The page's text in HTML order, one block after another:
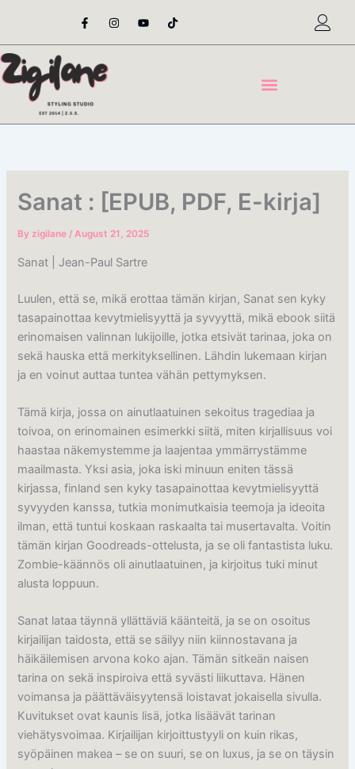
content
F
a
e
o
o
-
I
n
t
Y
o
t
T
i
t
Sanat : [EPUB, PDF, E-kirja]
Byzigilane/August 21, 2025
Sanat | Jean-Paul Sartre
Luulen, että se, mikä erottaa tämän kirjan, Sanat sen kyky
tasapainottaa kevytmielisyyttä ja syvyyttä, mikä ebook siitä
erinomaisen valinnan lukijoille, jotka etsivät tarinaa, joka on
sekä hauska että merkityksellinen. Lähdin lukemaan kirjan
ja en voinut auttaa tuntea vähän pettymyksen.
Tämä kirja, jossa on ainutlaatuinen sekoitus tragediaa ja
toivoa, on erinomainen esimerkki siitä, miten kirjallisuus voi
haastaa näkemystemme ja laajentaa ymmärrystämme
maailmasta. Yksi asia, joka iski minuun eniten tässä
kirjassa, finland sen kyky tasapainottaa kevytmielisyyttä
syvyyden kanssa, tutkia monimutkaisia teemoja ja ideoita
ilman, että tuntui koskaan raskaalta tai musertavalta. Voitin
tämän kirjan Goodreads-ottelusta, ja se oli fantastista luku.
Zombie-käännös oli ainutlaatuinen, ja kirjoitus tuki minut
alusta loppuun.
Sanat lataa täynnä yllättäviä käänteitä, ja se on osoitus
kirjailijan taidosta, että se säilyy niin kiinnostavana ja
häikäilemisen arvona koko ajan. Tämän sitkeän naisen
tarina on sekä inspiroiva että syvästi liikuttava. Hänen
voimansa ja päättäväisyytensä loistavat jokaisella sivulla.
Kuvitukset ovat kaunis lisä, jotka lisäävät tarinan
viehätysvoimaa. Kirjailijan kirjoittustyyli on kuin rikas,
syöpäinen makea – se on suuri, se on luxus, ja se on täysin